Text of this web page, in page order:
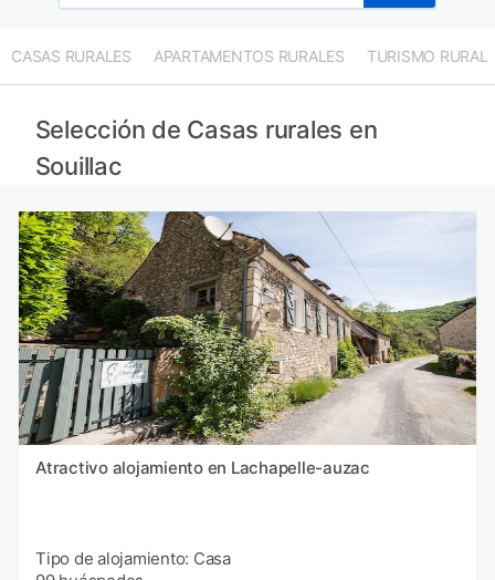
CASAS RURALES APARTAMENTOS RURALES TURISMO RURAL
Selección de Casas rurales en
Souillac
Atractivo alojamiento en Lachapelle-auzac
Tipo de alojamiento: Casa